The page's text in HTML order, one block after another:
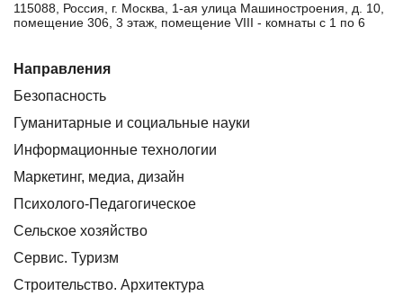
115088, Россия, г. Москва, 1-ая улица Машиностроения, д. 10,
помещение 306, 3 этаж, помещение VIII - комнаты с 1 по 6
Направления
Безопасность
Гуманитарные и социальные науки
Информационные технологии
Маркетинг, медиа, дизайн
Психолого-Педагогическое
Сельское хозяйство
Сервис. Туризм
Строительство. Архитектура